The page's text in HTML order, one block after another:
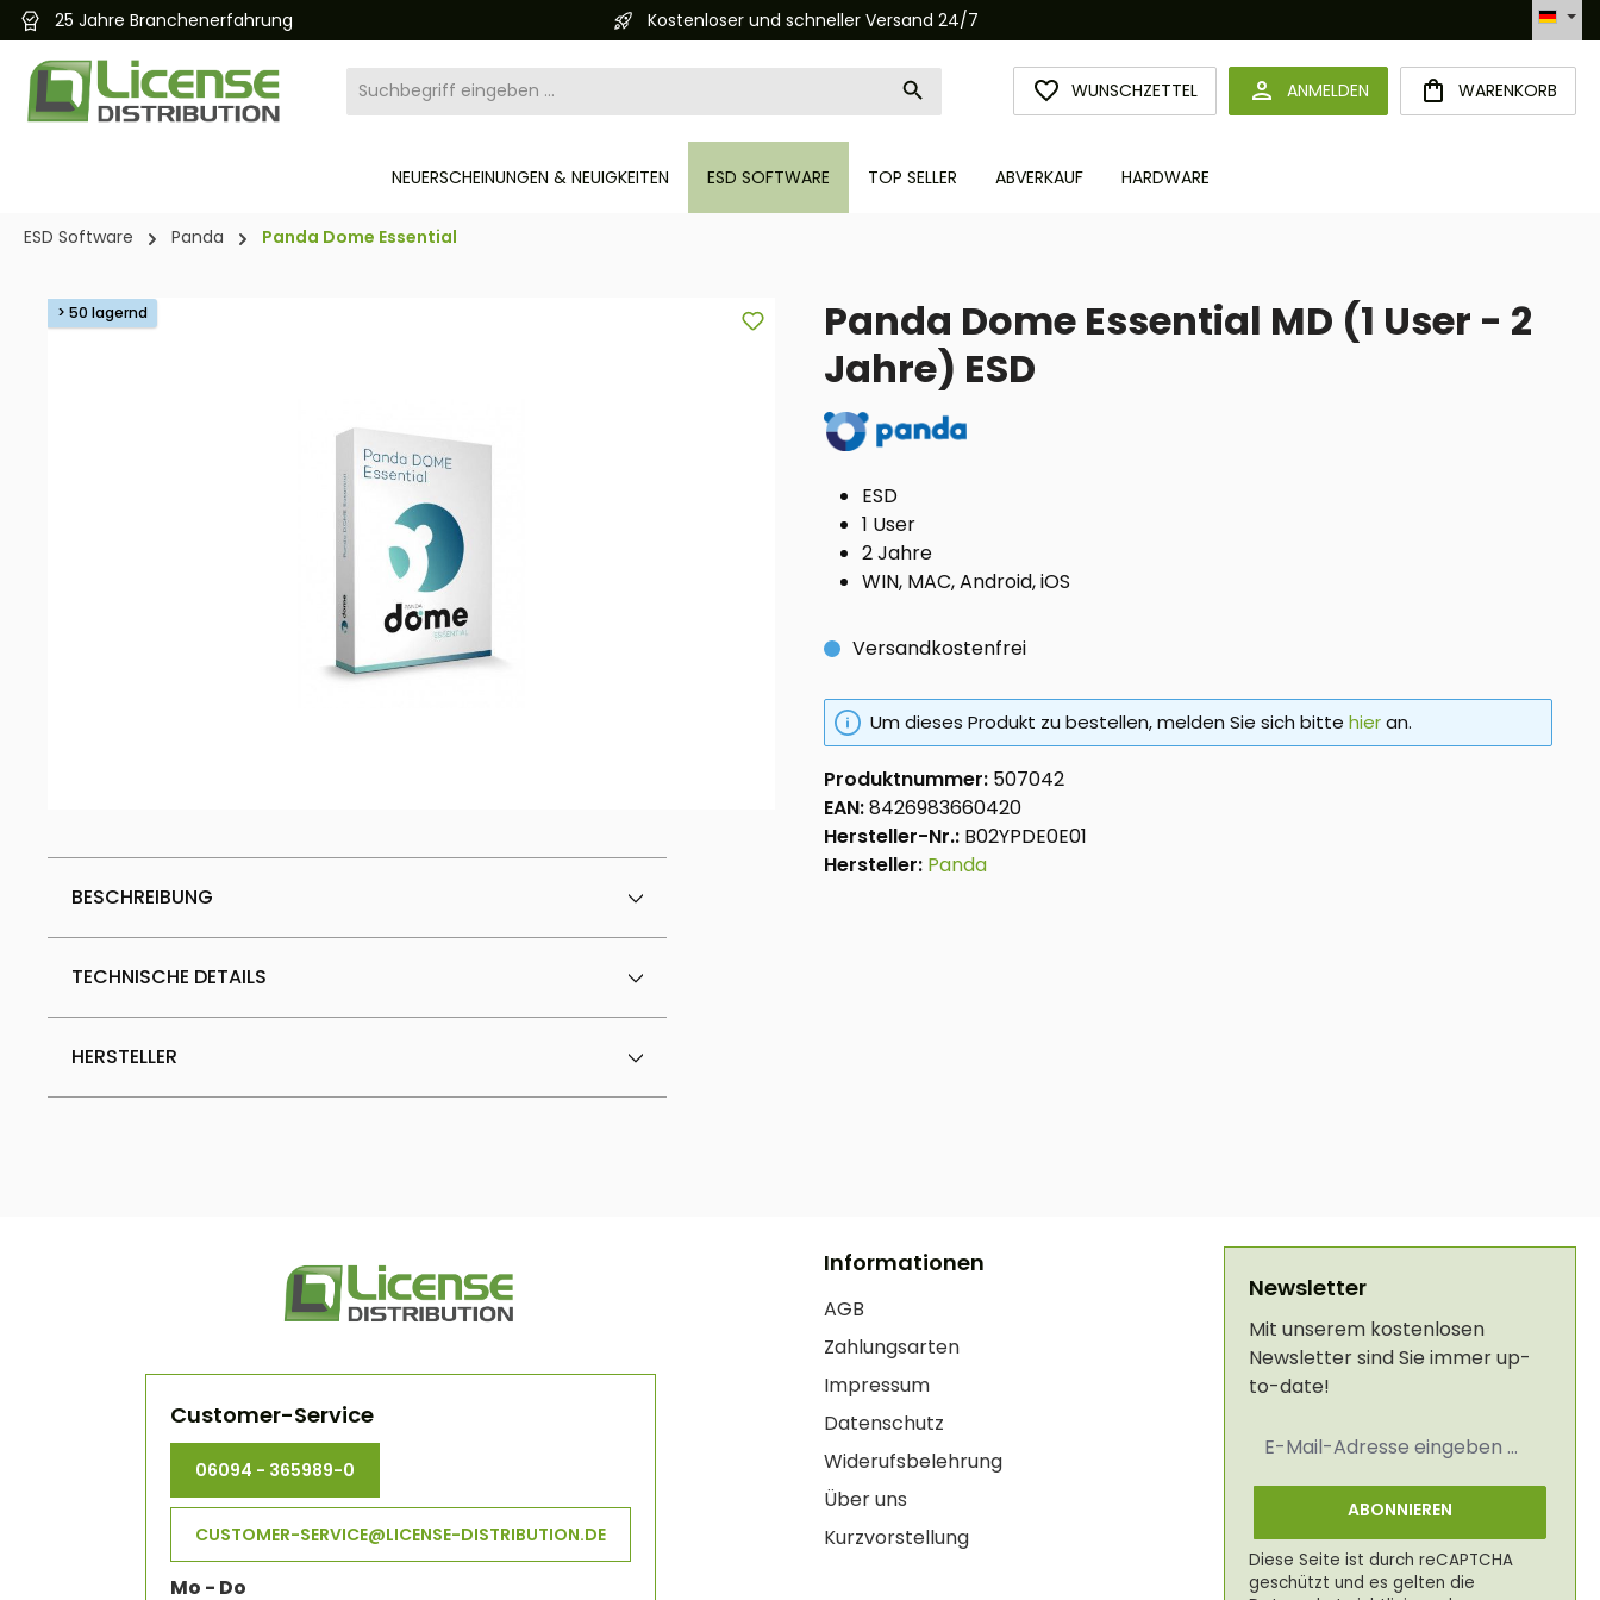
Zur Hauptnavigation springen
25 Jahre Branchenerfahrung Kostenloser und schneller Versand 24/7 Automatisierte Bestellabwicklung (API)
WUNSCHZETTELDU HAST 0 PRODUKTE AUF DEM MERKZETTEL
ANMELDEN WARENKORB
NEUERSCHEINUNGEN & NEUIGKEITEN ESD SOFTWARE TOP SELLER ABVERKAUF HARDWARE
ESD Software Panda Panda Dome Essential
Bildergalerie überspringen
> 50 lagernd
BESCHREIBUNG
TECHNISCHE DETAILS
HERSTELLER
Panda Dome Essential MD (1 User - 2
Jahre) ESD
ESD
1 User
2 Jahre
WIN, MAC, Android, iOS
Versandkostenfrei
Um dieses Produkt zu bestellen, melden Sie sich bitte hieran.
Produktnummer: 507042
EAN:8426983660420
Hersteller-Nr.: B02YPDE0E01
Hersteller: Panda
Customer-Service
06094 - 365989-0
CUSTOMER-SERVICE@LICENSE-DISTRIBUTION.DE
Mo - Do
Informationen
AGB
Zahlungsarten
Impressum
Datenschutz
Widerufsbelehrung
Über uns
Kurzvorstellung
Newsletter
Mit unserem kostenlosen
Newsletter sind Sie immer up-
to-date!
Mail-
ABONNIEREN
Diese Seite ist durch reCAPTCHA
geschützt und es gelten die